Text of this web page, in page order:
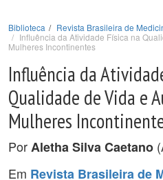
Biblioteca
Revista Brasileira de
Influência da Atividade Física na
Mulheres Incontinentes
Influência da
Qualidade de Vida e
Mulheres
PorAletha Silva Caetano
Em Revista Brasileira de